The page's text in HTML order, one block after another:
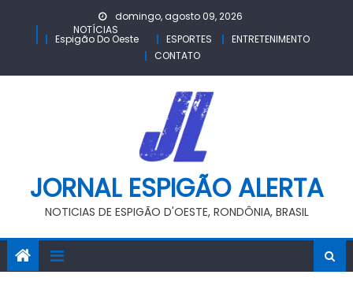
content
domingo, agosto 09, 2026
NOTÍCIAS
Espigão Do Oeste ESPORTES
ENTRETENIMENTO
CONTATO
JORNAL ESPIGÃO ALERTA
NOTICIAS DE ESPIGÃO D'OESTE, RONDÔNIA, BRASIL